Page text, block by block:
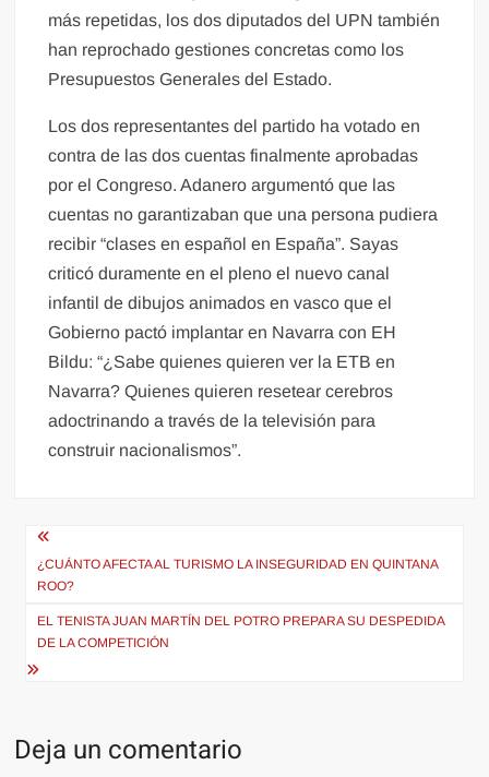
más repetidas, los dos diputados del UPN también
han reprochado gestiones concretas como los
Presupuestos Generales del Estado.
Los dos representantes del partido ha votado en
contra de las dos cuentas finalmente aprobadas
por el Congreso. Adanero argumentó que las
cuentas no garantizaban que una persona pudiera
recibir “clases en español en España”. Sayas
criticó duramente en el pleno el nuevo canal
infantil de dibujos animados en vasco que el
Gobierno pactó implantar en Navarra con EH
Bildu: “¿Sabe quienes quieren ver la ETB en
Navarra? Quienes quieren resetear cerebros
adoctrinando a través de la televisión para
construir nacionalismos”.
Navegación
de
entradas
¿CUÁNTO AFECTA AL TURISMO LA INSEGURIDAD EN QUINTANA
ROO?
EL TENISTA JUAN MARTÍN DEL POTRO PREPARA SU DESPEDIDA
DE LA COMPETICIÓN
Deja un comentario